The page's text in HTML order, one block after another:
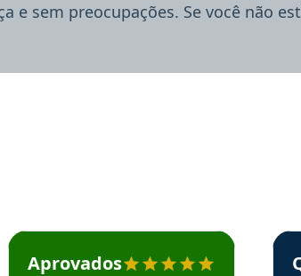
e sem preocupações. Se você não
em depoimento
Estudante Mário recomenda o Aprova Concursos
Aprovados